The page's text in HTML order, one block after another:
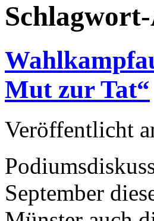
Mut zur Tat“
Veröffentlicht
September